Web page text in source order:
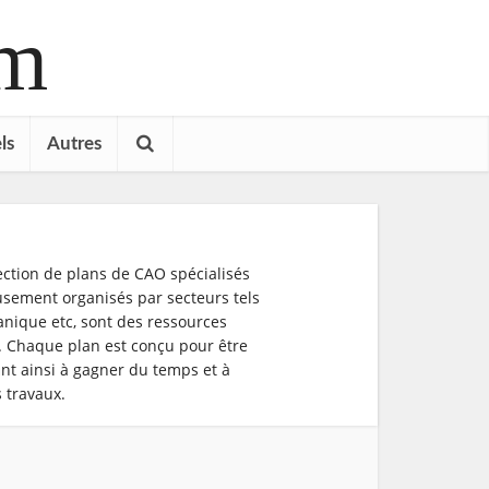
Autres
de plans de CAO spécialisés
organisés par secteurs tels
etc, sont des ressources
plan est conçu pour être
ainsi à gagner du temps et à
travaux.